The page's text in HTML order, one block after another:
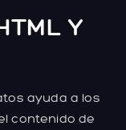
Y
ayuda a los
contenido de